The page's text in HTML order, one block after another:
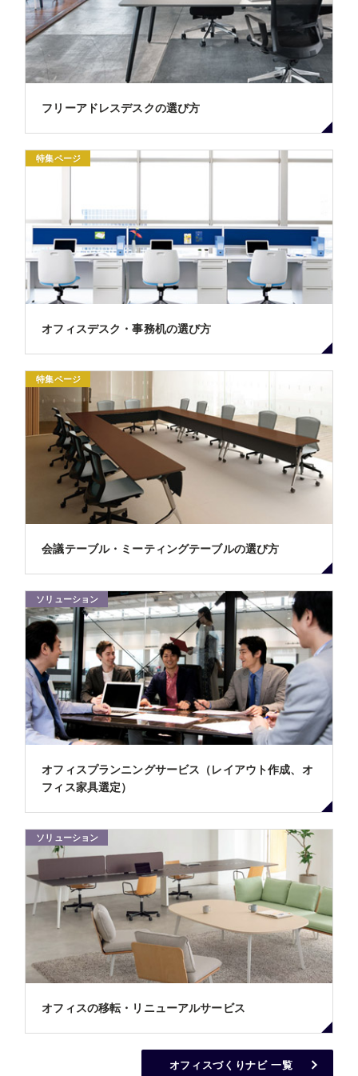
フリーアドレスデスクの選び方
特集ページ
オフィスデスク・事務机の選び方
特集ページ
会議テーブル・ミーティングテーブルの選び方
ソリューション
オフィスプランニングサービス（レイアウト作成、オ
フィス家具選定）
ソリューション
オフィスの移転・リニューアルサービス
オフィスづくりナビ 一覧